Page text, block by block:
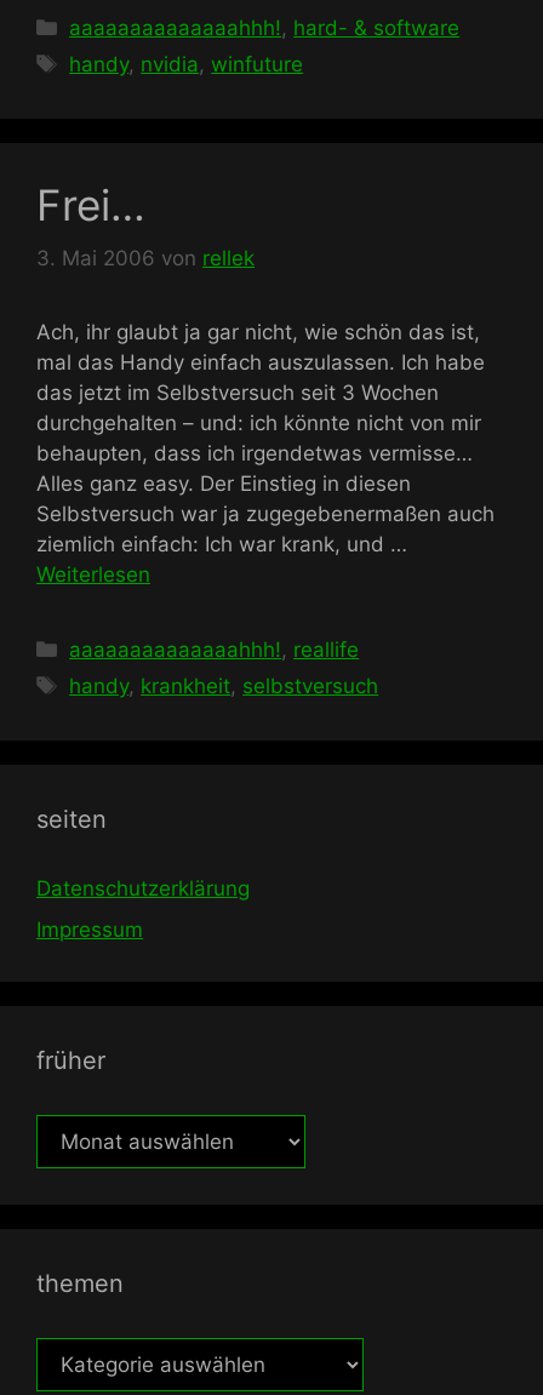
Kategorien
aaaaaaaaaaaaaahhh!, hard- & software
Schlagwörter
handy, nvidia,winfuture
Frei…
3. Mai 2006 von rellek
Ach, ihr glaubt ja gar nicht, wie schön das ist,
mal das Handy einfach auszulassen. Ich habe
das jetzt im Selbstversuch seit 3 Wochen
durchgehalten – und: ich könnte nicht von mir
behaupten, dass ich irgendetwas vermisse…
Alles ganz easy. Der Einstieg in diesen
Selbstversuch war ja zugegebenermaßen auch
ziemlich einfach: Ich war krank, und …
Weiterlesen
Kategorien
aaaaaaaaaaaaaahhh!, reallife
Schlagwörter
handy, krankheit, selbstversuch
seiten
Datenschutzerklärung
Impressum
früher
früher
themen
themen